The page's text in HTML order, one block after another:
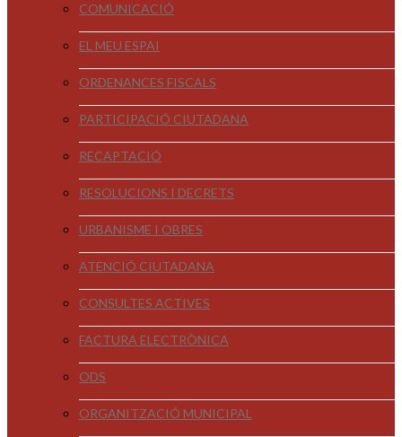
COMUNICACIÓ
EL MEU ESPAI
ORDENANCES FISCALS
PARTICIPACIÓ CIUTADANA
RECAPTACIÓ
RESOLUCIONS I DECRETS
URBANISME I OBRES
ATENCIÓ CIUTADANA
CONSULTES ACTIVES
FACTURA ELECTRÒNICA
ODS
ORGANITZACIÓ MUNICIPAL